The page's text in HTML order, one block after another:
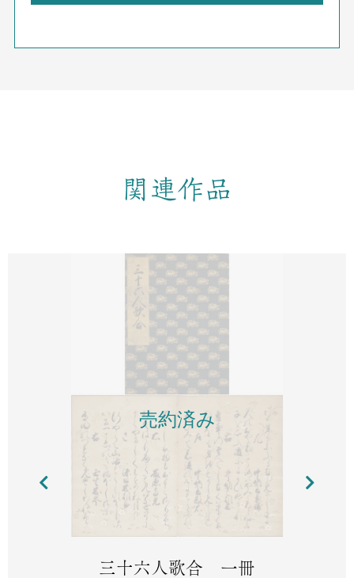
関連作品
売約済み
三十六人歌合 一冊